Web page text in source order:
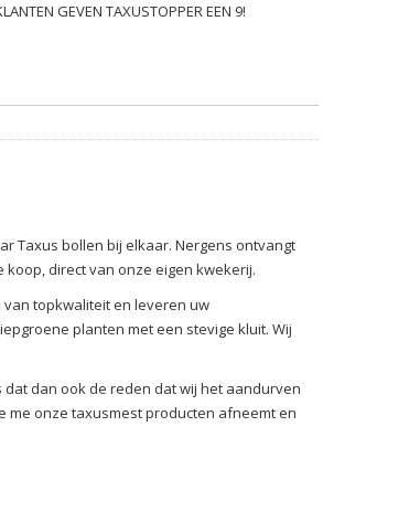
GEVEN TAXUSTOPPER EEN 9!
Taxus bollen bij elkaar. Nergens ontvangt
direct van onze eigen kwekerij.
van topkwaliteit en leveren uw
planten met een stevige kluit. Wij
dan ook de reden dat wij het aandurven
me onze taxusmest producten afneemt en